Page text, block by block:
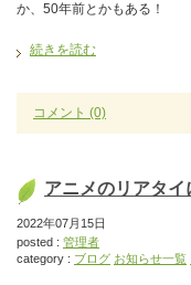
か、50年前とかもある！
続きを読む
コメント (0)
アニメのリアタ
2022年07月15日
posted : 管理者
category : ブログ お知らせ一覧